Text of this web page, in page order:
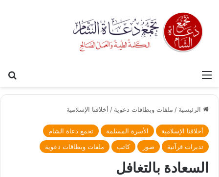
القائمة
الرئيسية / ملفات وبطاقات دعوية / أخلاقنا الإسلامية
أخلاقنا الإسلامية الأسرة المسلمة
تجمع دعاة الشام
تدبرات قرآنية
صور كاتب ملفات وبطاقات دعوية
السعادة بالتغافل